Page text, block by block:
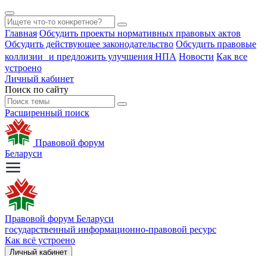
Главная Обсудить проекты нормативных правовых актов
Обсудить действующее законодательство Обсудить правовые
коллизии и предложить улучшения НПА Новости Как все
устроено
Личный кабинет
Поиск по сайту
Расширенный поиск
Правовой форум
Беларуси
Правовой форум Беларуси
государственный информационно-правовой ресурс
Как всё устроено
Личный кабинет